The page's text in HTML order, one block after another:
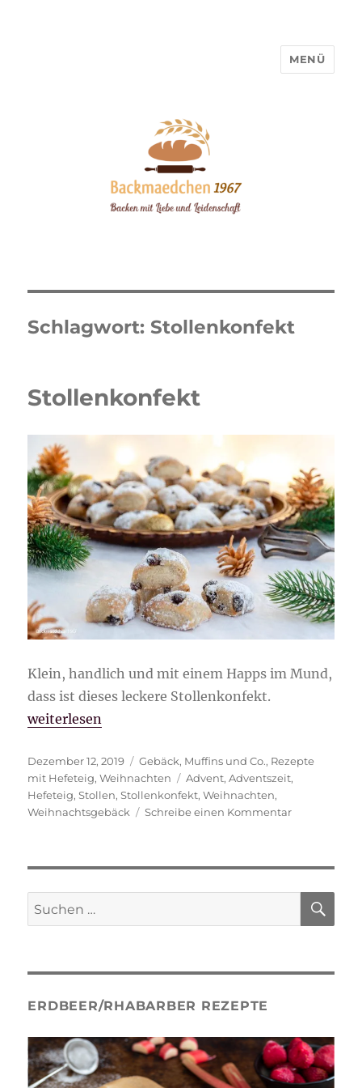
MENÜ
Schlagwort: Stollenkonfekt
Stollenkonfekt
Klein, handlich und mit einem Happs im Mund,
dass ist dieses leckere Stollenkonfekt.
„Stollenkonfekt“
weiterlesen
Veröffentlicht
am
Dezember 12, 2019 Kategorien
Gebäck, Muffins und Co., Rezepte
mit Hefeteig,Weihnachten Schlagwörter
Advent,Adventszeit,
Hefeteig,Stollen,Stollenkonfekt,Weihnachten,
Weihnachtsgebäck
Schreibe einen Kommentarzu
Suche
nach:
ERDBEER/RHABARBER REZEPTE